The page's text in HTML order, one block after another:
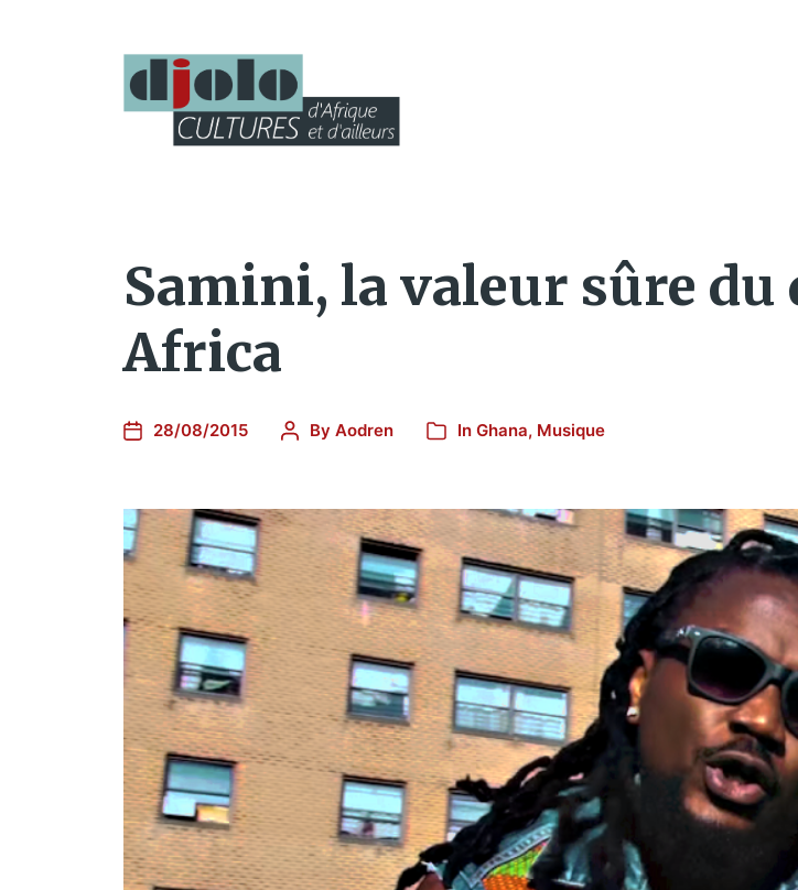
Samini, la valeur sûre du
Africa
28/08/2015 By Aodren In Ghana, Musique